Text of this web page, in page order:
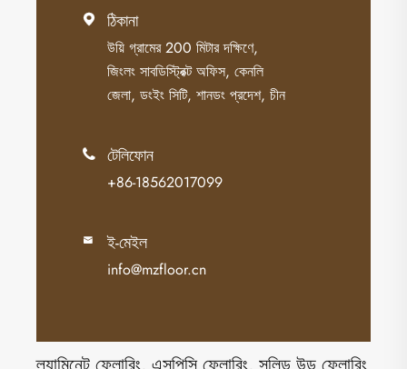
 ঠিকানা
উয়ি গ্রামের 200 মিটার দক্ষিণে,
জিংলং সাবডিস্ট্রিক্ট অফিস, কেনলি
জেলা, ডংইং সিটি, শানডং প্রদেশ, চীন
 টেলিফোন
+86-18562017099
 ই-মেইল
info@mzfloor.cn